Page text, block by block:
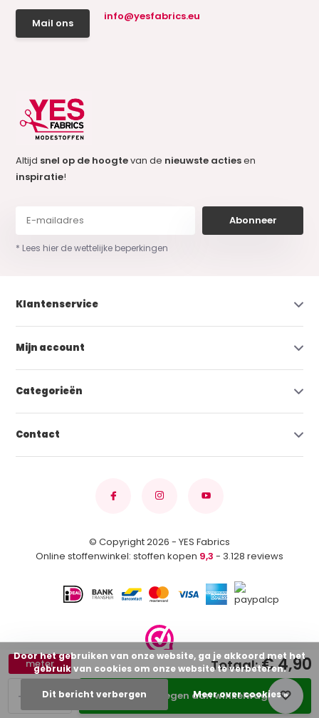
+
-
meter
Toevoegen aan winkelwagen
Totaal:€ 4,90
Mail ons
info@yesfabrics.eu
Altijd snel op de hoogtevan de nieuwste actiesen
inspiratie!
Abonneer
* Lees hier de wettelijke beperkingen
Klantenservice
Mijn account
Categorieën
Contact
© Copyright 2026 - YES Fabrics
Online stoffenwinkel: stoffen kopen 9,3 - 3.128 reviews
Door het gebruiken van onze website, ga je akkoord met het
gebruik van cookies om onze website te verbeteren.
Dit bericht verbergen Meer over cookies »